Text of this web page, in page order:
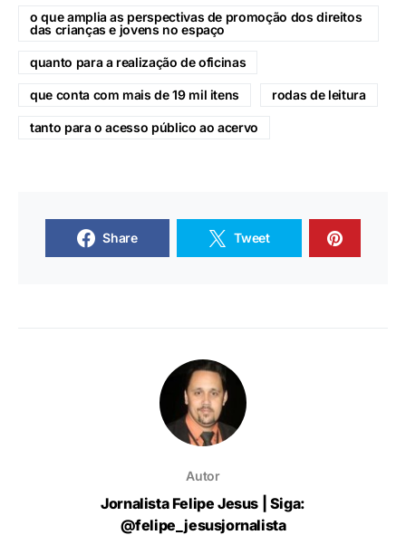
o que amplia as perspectivas de promoção dos direitos
das crianças e jovens no espaço
quanto para a realização de oficinas
que conta com mais de 19 mil itens rodas de leitura
tanto para o acesso público ao acervo
Share Tweet
Autor
Jornalista Felipe Jesus | Siga:
@felipe_jesusjornalista